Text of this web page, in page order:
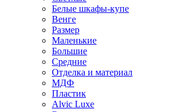
Белые шкафы-купе
Венге
Размер
Маленькие
Большие
Средние
Отделка и материал
МДФ
Пластик
Alvic Luxe